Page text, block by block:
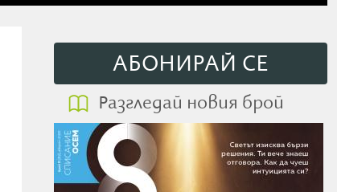
АБОНИРАЙ СE
Разгледай новия брой